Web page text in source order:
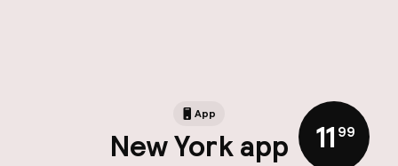
App
New York app 11 ,99